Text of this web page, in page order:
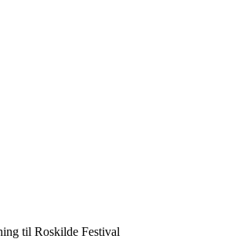
til Roskilde Festival